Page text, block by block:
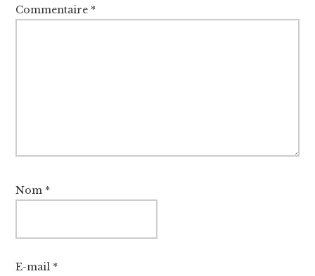
Commentaire *
Nom *
E-mail *